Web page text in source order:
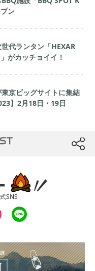
ン
代ランタン「HEXAR
がカッチョイイ！
京ビッグサイトに集結
】2月18日・19日
btn
SNS
line